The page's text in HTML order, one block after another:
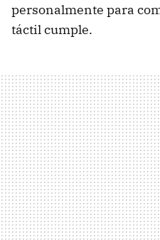
personalmente para
táctil cumple.